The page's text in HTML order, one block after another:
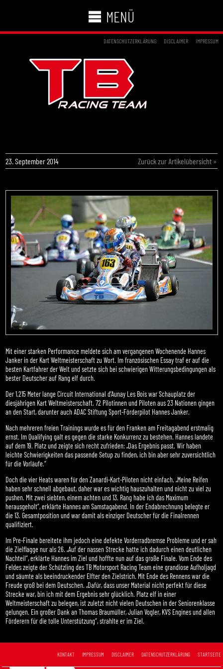
MENÜ
DATENSCHUTZERKLÄRUNG DISCLAIMER IMPRESSUM
23. September 2014 Zurück zur Artikelübersicht »
Mit einer starken Performance meldete sich am vergangenen Wochenende Hannes
Janker in der Kart Weltmeisterschaft zu Wort. Im französischen Essay traf er auf die
besten Kartfahrer der Welt und setzte sich bei schwierigen Witterungsbedingungen als
bester Deutscher auf Rang elf durch.
Der 1.215 Meter lange Circuit International d’Aunay Les Bois war Schauplatz der
diesjährigen Kart Weltmeisterschaft. 72 Pilotinnen und Piloten aus 23 Nationen gingen
an den Start, darunter auch ADAC Stiftung Sport-Förderpilot Hannes Janker.
Nach mehreren freien Trainings wurde es für den Franken am Freitagabend erstmalig
ernst. Im Qualifying galt es gegen die starke Konkurrenz zu bestehen. Hannes landete
auf dem 19. Platz und zeigte sich recht zufrieden: „Das Ergebnis passt. Wir haben
leichte Schwierigkeiten das passende Setup zu finden, ich bin aber sehr zuversichtlich
für die Vorläufe.“
Doch die vier Heats waren für den Zanardi-Kart-Piloten nicht einfach. „Meine Reifen
haben sehr schnell abgebaut, daher war es wichtig hauszuhalten und nicht zu viel zu
pushen. Mit zwei siebten, einem achten und 13. Rang habe ich das Maximum
herausgeholt“, erklärte Hannes am Samstagabend. In der Endabrechnung belegte er
die 13. Gesamtposition und war damit als einziger Deutscher für die Finalrennen
qualifiziert.
Im Pre-Finale bereitete ihm jedoch eine defekte Vorderradbremse Probleme und er sah
die Zielflagge nur als 26. „Auf der nassen Strecke hatte ich dadurch einen deutlichen
Nachteil“, erklärte Hannes im Ziel und hoffte nun auf das große Finale. Vom Ende des
Feldes zeigte der Schützling des TB Motorsport Racing Team eine grandiose Aufholjagd
und säumte als beeindruckender Elfter den Zielstrich. Mit Ende des Rennens war die
Freude groß bei dem Deutschen. „Dafür, dass unser Material nicht perfekt für diese
Strecke war, bin ich mit dem Ergebnis sehr glücklich. Platz elf in einer
Weltmeisterschaft zu belegen, ist zuletzt nicht vielen Deutschen in der Seniorenklasse
gelungen. Ein großer Dank an Thomas Braumüller, Julian Vogler, KVS Engines und allen
Förderern für die tolle Unterstützung“, strahlte er im Ziel.
STARTSEITE
DATENSCHUTZERKLÄRUNG
DISCLAIMER
IMPRESSUM
KONTAKT